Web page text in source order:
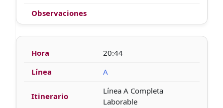
20:44
A
Línea A Completa
Laborable